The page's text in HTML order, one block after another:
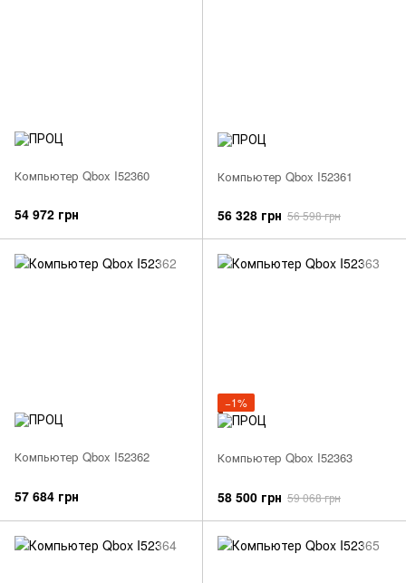
Компьютер Qbox I52360
54 972 грн
Компьютер Qbox I52361
56 328 грн 56 598 грн
Компьютер Qbox I52362
57 684 грн
−1%
Компьютер Qbox I52363
58 500 грн 59 068 грн